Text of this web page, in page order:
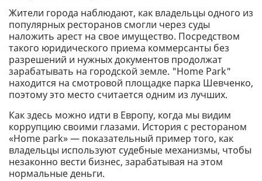
Жители города наблюдают, как владельцы одного из
популярных ресторанов смогли через суды
наложить арест на свое имущество. Посредством
такого юридического приема коммерсанты без
разрешений и нужных документов продолжат
зарабатывать на городской земле. "Home Park"
находится на смотровой площадке парка Шевченко,
поэтому это место считается одним из лучших.
Как здесь можно идти в Европу, когда мы видим
коррупцию своими глазами. История с рестораном
«Home park» — показательный пример того, как
владельцы используют судебные механизмы, чтобы
незаконно вести бизнес, зарабатывая на этом
нормальные деньги.